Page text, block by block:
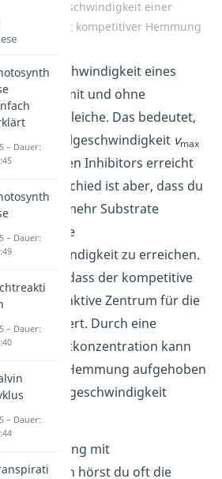
Reaktionsgeschwindigkeit einer
mit kompetitiver Hemmung
eines
ist mit und ohne
die gleiche. Das bedeutet,
die Maximalgeschwindigkeit vmax
kompetitiven Inhibitors erreicht
Der Unterschied ist aber, dass du
mehr Substrate
um die
zu erreichen.
liegt daran, dass der kompetitive
das aktive Zentrum für die
blockiert. Durch eine
Substratkonzentration kann
Hemmung aufgehoben
die Maximalgeschwindigkeit
werden.
mit
hörst du oft die
– Dauer:
– Dauer:
– Dauer:
– Dauer: